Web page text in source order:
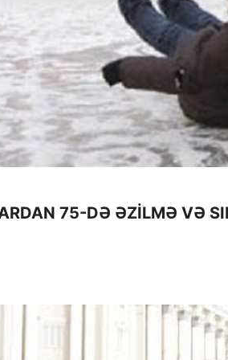
75-DƏ ƏZİLMƏ VƏ